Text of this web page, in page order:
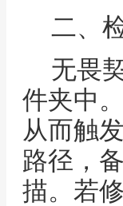
二、
无畏
件夹中
从而触
路径，
描。若